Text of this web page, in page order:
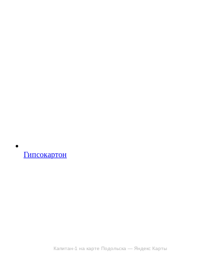
Капитан-1 на карте Подольска — Яндекс Карты
Гипсокартон